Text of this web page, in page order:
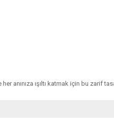
anınıza ışıltı katmak için bu zarif